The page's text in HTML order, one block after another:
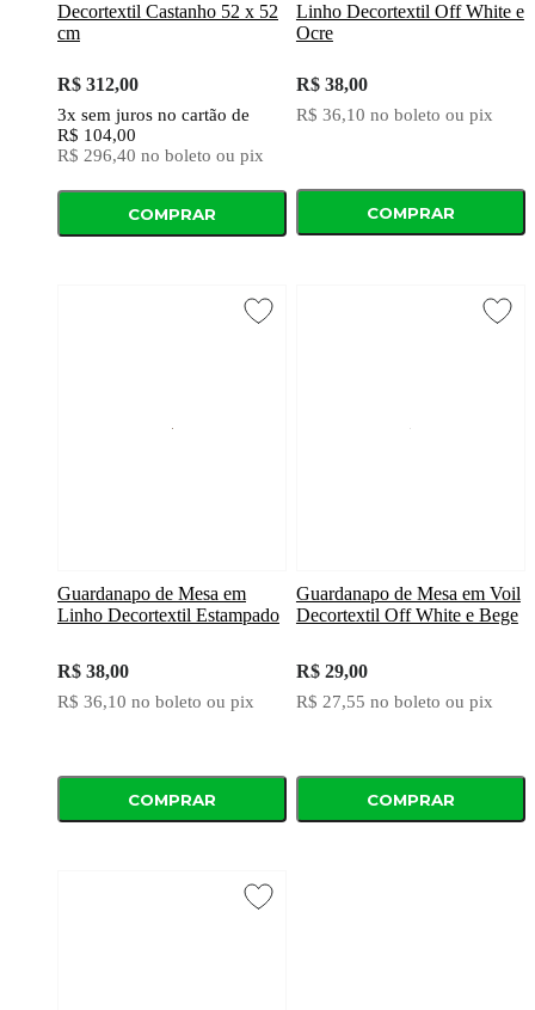
Decortextil Castanho 52 x 52
cm
R$ 312,00
3x sem juros no cartão de
R$ 104,00
R$ 296,40 no boleto ou pix
COMPRAR
Linho Decortextil Off White e
Ocre
R$ 38,00
R$ 36,10 no boleto ou pix
COMPRAR
Guardanapo de Mesa em
Linho Decortextil Estampado
R$ 38,00
R$ 36,10 no boleto ou pix
COMPRAR
Guardanapo de Mesa em Voil
Decortextil Off White e Bege
R$ 29,00
R$ 27,55 no boleto ou pix
COMPRAR